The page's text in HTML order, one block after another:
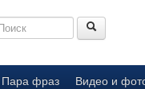
Пара фраз
Видео и